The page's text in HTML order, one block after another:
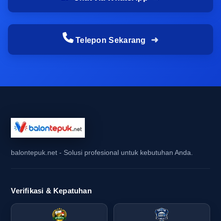
ketebalan garis, posisi logo, dan keseragaman
profesional. Jika hasil cetak tidak konsisten,
identitas brand bisa terlihat kurang kuat saat
dibagikan ke massa.
buram atau warna yang meleset bisa mengurangi
daya tarik visual. Karena itu, kualitas produksi
terutama jika Anda ingin tampil meyakinkan di
untuk launching produk, roadshow
Telepon Sekarang
balontepuk.net - Solusi profesional untuk kebutuhan Anda.
Verifikasi & Kepatuhan